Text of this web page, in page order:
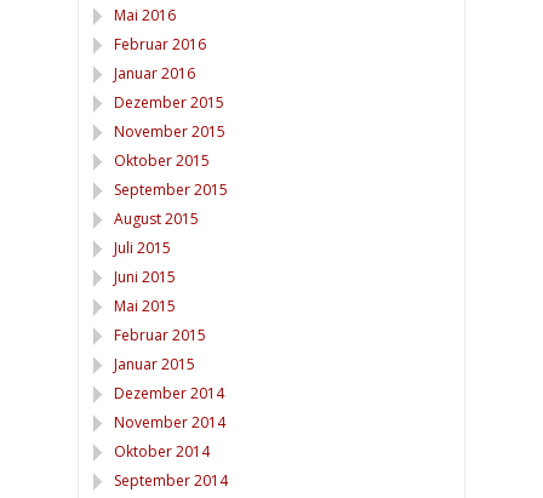
Mai 2016
Februar 2016
Januar 2016
Dezember 2015
November 2015
Oktober 2015
September 2015
August 2015
Juli 2015
Juni 2015
Mai 2015
Februar 2015
Januar 2015
Dezember 2014
November 2014
Oktober 2014
September 2014